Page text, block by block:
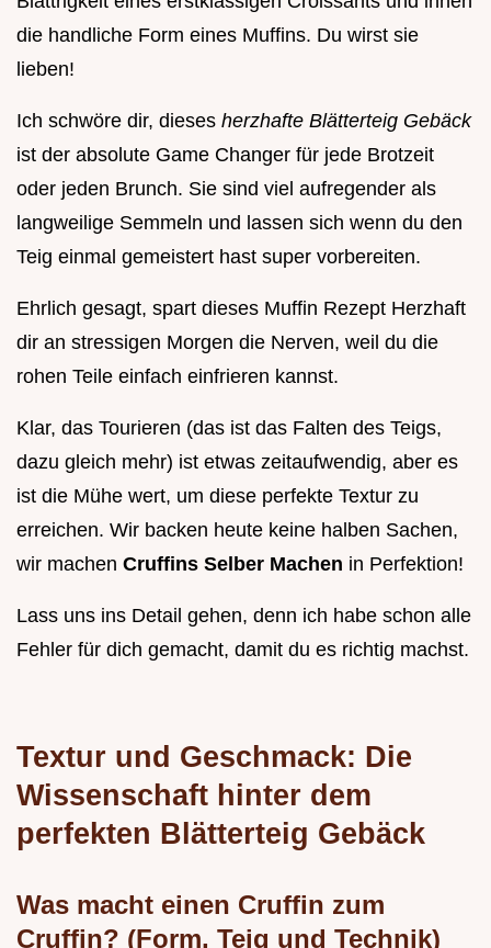
die handliche Form eines Muffins. Du wirst sie
lieben!
Ich schwöre dir, dieses herzhafte Blätterteig Gebäck
ist der absolute Game Changer für jede Brotzeit
oder jeden Brunch. Sie sind viel aufregender als
langweilige Semmeln und lassen sich wenn du den
Teig einmal gemeistert hast super vorbereiten.
Ehrlich gesagt, spart dieses Muffin Rezept Herzhaft
dir an stressigen Morgen die Nerven, weil du die
rohen Teile einfach einfrieren kannst.
Klar, das Tourieren (das ist das Falten des Teigs,
dazu gleich mehr) ist etwas zeitaufwendig, aber es
ist die Mühe wert, um diese perfekte Textur zu
erreichen. Wir backen heute keine halben Sachen,
wir machen Cruffins Selber Machen in Perfektion!
Lass uns ins Detail gehen, denn ich habe schon alle
Fehler für dich gemacht, damit du es richtig machst.
Textur und Geschmack: Die
Wissenschaft hinter dem
perfekten Blätterteig Gebäck
Was macht einen Cruffin zum
Cruffin? (Form, Teig und Technik)